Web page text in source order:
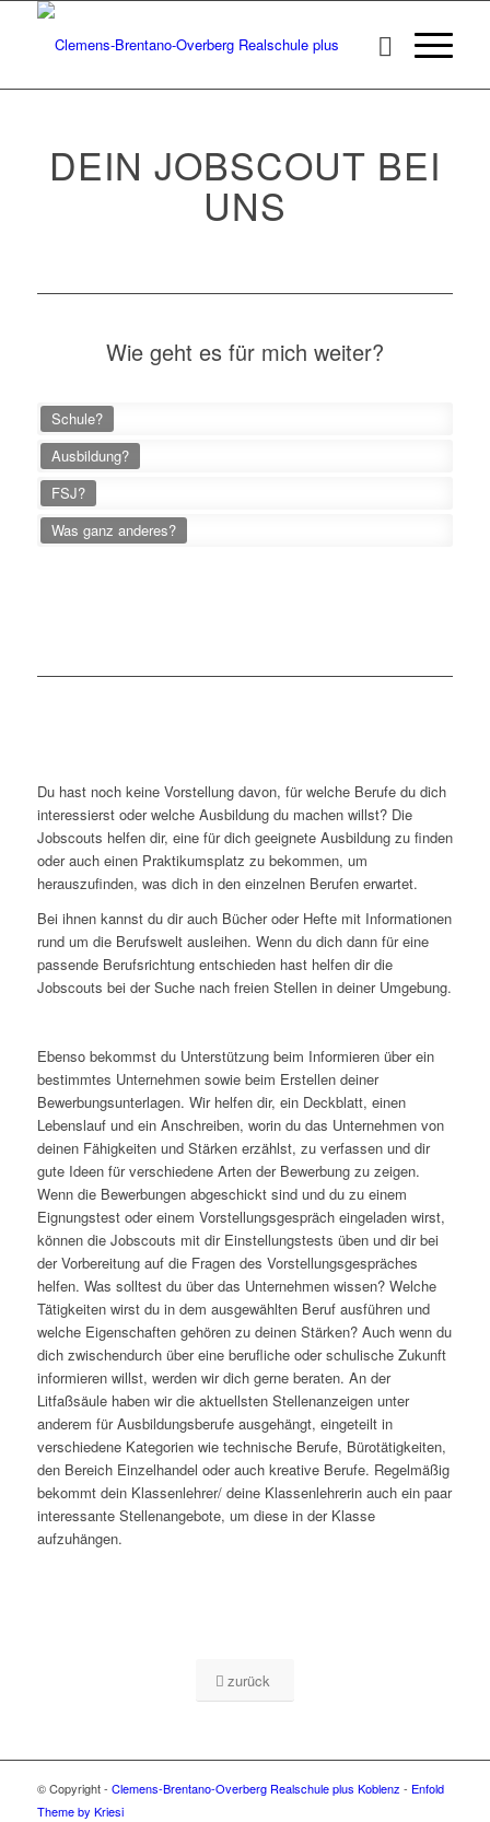
DEIN JOBSCOUT BEI
UNS
Wie geht es für mich weiter?
Schule?
Ausbildung?
FSJ?
Was ganz anderes?
Du hast noch keine Vorstellung davon, für welche Berufe du dich
interessierst oder welche Ausbildung du machen willst? Die
Jobscouts helfen dir, eine für dich geeignete Ausbildung zu finden
oder auch einen Praktikumsplatz zu bekommen, um
herauszufinden, was dich in den einzelnen Berufen erwartet.
Bei ihnen kannst du dir auch Bücher oder Hefte mit Informationen
rund um die Berufswelt ausleihen. Wenn du dich dann für eine
passende Berufsrichtung entschieden hast helfen dir die
Jobscouts bei der Suche nach freien Stellen in deiner Umgebung.
Ebenso bekommst du Unterstützung beim Informieren über ein
bestimmtes Unternehmen sowie beim Erstellen deiner
Bewerbungsunterlagen. Wir helfen dir, ein Deckblatt, einen
Lebenslauf und ein Anschreiben, worin du das Unternehmen von
deinen Fähigkeiten und Stärken erzählst, zu verfassen und dir
gute Ideen für verschiedene Arten der Bewerbung zu zeigen.
Wenn die Bewerbungen abgeschickt sind und du zu einem
Eignungstest oder einem Vorstellungsgespräch eingeladen wirst,
können die Jobscouts mit dir Einstellungstests üben und dir bei
der Vorbereitung auf die Fragen des Vorstellungsgespräches
helfen. Was solltest du über das Unternehmen wissen? Welche
Tätigkeiten wirst du in dem ausgewählten Beruf ausführen und
welche Eigenschaften gehören zu deinen Stärken? Auch wenn du
dich zwischendurch über eine berufliche oder schulische Zukunft
informieren willst, werden wir dich gerne beraten. An der
Litfaßsäule haben wir die aktuellsten Stellenanzeigen unter
anderem für Ausbildungsberufe ausgehängt, eingeteilt in
verschiedene Kategorien wie technische Berufe, Bürotätigkeiten,
den Bereich Einzelhandel oder auch kreative Berufe. Regelmäßig
bekommt dein Klassenlehrer/ deine Klassenlehrerin auch ein paar
interessante Stellenangebote, um diese in der Klasse
aufzuhängen.
zurück
© Copyright - Clemens-Brentano-Overberg Realschule plus Koblenz - Enfold
Theme by Kriesi